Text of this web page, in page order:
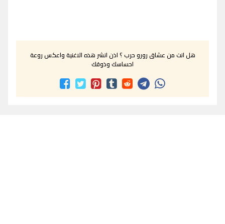
هل انت من عشاق رورو حرب ؟ اذن انشر هذه الاغنية واعكس روعة
احساسك وذوقك